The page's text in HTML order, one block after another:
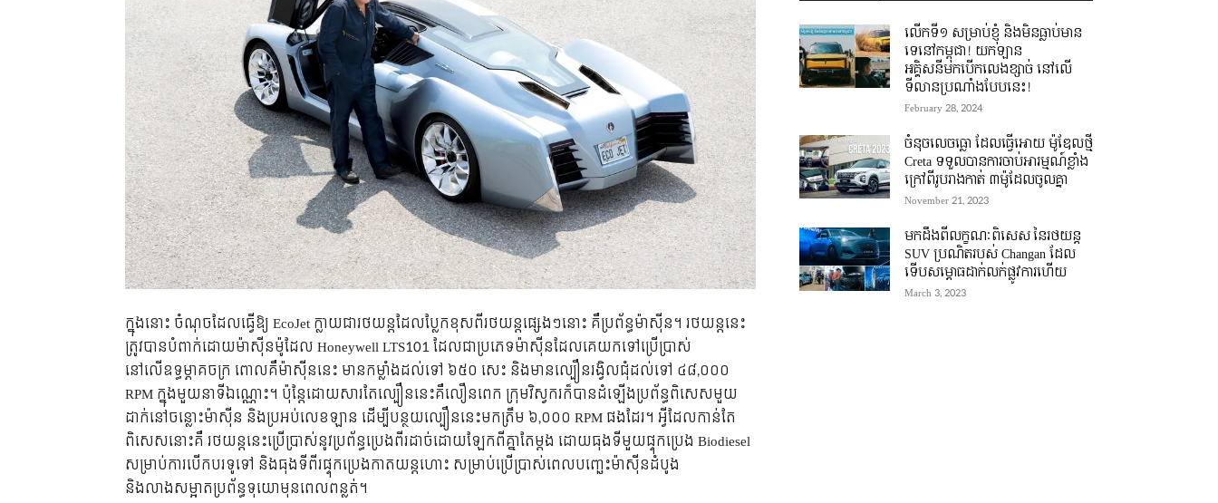
ក្នុងនោះ ចំណុចដែលធ្វើឱ្យ EcoJet ក្លាយជារថយន្តដែលប្លែកខុសពីរថយន្តផ្សេងៗនោះ គឺប្រព័ន្ធម៉ាស៊ីន។ រថយន្តនេះ
ត្រូវបានបំពាក់ដោយម៉ាស៊ីនម៉ូដែល Honeywell LTS101 ដែលជាប្រភេទម៉ាស៊ីនដែលគេយកទៅប្រើប្រាស់
នៅលើឧទ្ធម្ភាគចក្រ ពោលគឺម៉ាស៊ីននេះ មានកម្លាំងដល់ទៅ ៦៥០ សេះ និងមានល្បឿនរង្វិលជុំដល់ទៅ ៤៨,០០០
RPM ក្នុងមួយនាទីឯណ្ណោះ។ ប៉ុន្តែដោយសារតែល្បឿននេះគឺលឿនពេក ក្រុមវិស្វករក៏បានដំឡើងប្រព័ន្ធពិសេសមួយ
ដាក់នៅចន្លោះម៉ាស៊ីន និងប្រអប់លេខឡាន ដើម្បីបន្ថយល្បឿននេះមកត្រឹម ៦,០០០ RPM ផងដែរ។ អ្វីដែលកាន់តែ
ពិសេសនោះគឺ រថយន្តនេះប្រើប្រាស់នូវប្រព័ន្ធប្រេងពីរដាច់ដោយឡែកពីគ្នាតែម្តង ដោយធុងទីមួយផ្ទុកប្រេង Biodiesel
សម្រាប់ការបើកបរទូទៅ និងធុងទីពីរផ្ទុកប្រេងកាតយន្តហោះ សម្រាប់ប្រើប្រាស់ពេលបញ្ឆេះម៉ាស៊ីនដំបូង
និងលាងសម្អាតប្រព័ន្ធទុយោមុនពេលពន្លត់។
លើកទី១ សម្រាប់ខ្ញុំ និងមិនធ្លាប់មាន
ទេនៅកម្ពុជា! យកឡាន
អគ្គិសនីមកបើកលេងខ្សាច់ នៅលើ
ទីលានប្រណាំងបែបនេះ!
February 28, 2024
ចំនុចលេចធ្លោ ដែលធ្វើអោយ ម៉ូឌែលថ្មី
Creta ទទួលបានការចាប់អារម្មណ៍ខ្លាំង
ក្រៅពីរូបរាងកាត់ ៣ម៉ូដែលចូលគ្នា
November 21, 2023
មកដឹងពីលក្ខណៈពិសេស នៃរថយន្ត
SUV ប្រណិតរបស់ Changan ដែល
ទើបសម្ភោធដាក់លក់ផ្លូវការហើយ
March 3, 2023